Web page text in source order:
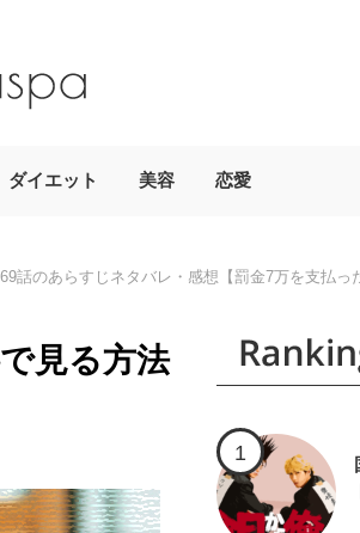
ダイエット 美容 恋愛
話のあらすじネタバレ・感想【罰金7万を支払っ
見る方法